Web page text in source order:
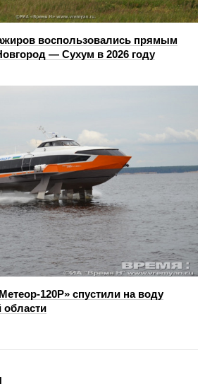
воспользовались прямым
— Сухум в 2026 году
120Р» спустили на воду
области